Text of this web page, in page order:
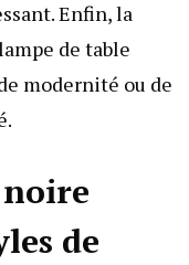
Enfin, la
de table
modernité ou de
de